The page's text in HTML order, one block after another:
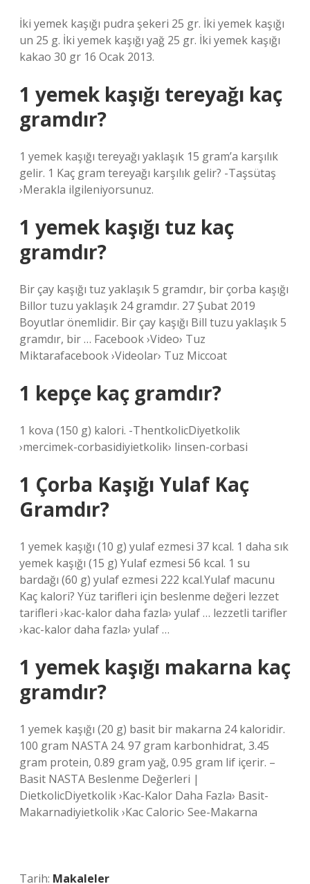
İki yemek kaşığı pudra şekeri 25 gr. İki yemek kaşığı
un 25 g. İki yemek kaşığı yağ 25 gr. İki yemek kaşığı
kakao 30 gr 16 Ocak 2013.
1 yemek kaşığı tereyağı kaç
gramdır?
1 yemek kaşığı tereyağı yaklaşık 15 gram’a karşılık
gelir. 1 Kaç gram tereyağı karşılık gelir? -Taşsütaş
›Merakla ilgileniyorsunuz.
1 yemek kaşığı tuz kaç
gramdır?
Bir çay kaşığı tuz yaklaşık 5 gramdır, bir çorba kaşığı
Billor tuzu yaklaşık 24 gramdır. 27 Şubat 2019
Boyutlar önemlidir. Bir çay kaşığı Bill tuzu yaklaşık 5
gramdır, bir … Facebook ›Video› Tuz
Miktarafacebook ›Videolar› Tuz Miccoat
1 kepçe kaç gramdır?
1 kova (150 g) kalori. -ThentkolicDiyetkolik
›mercimek-corbasidiyietkolik› linsen-corbasi
1 Çorba Kaşığı Yulaf Kaç
Gramdır?
1 yemek kaşığı (10 g) yulaf ezmesi 37 kcal. 1 daha sık
yemek kaşığı (15 g) Yulaf ezmesi 56 kcal. 1 su
bardağı (60 g) yulaf ezmesi 222 kcal.Yulaf macunu
Kaç kalori? Yüz tarifleri için beslenme değeri lezzet
tarifleri ›kac-kalor daha fazla› yulaf … lezzetli tarifler
›kac-kalor daha fazla› yulaf …
1 yemek kaşığı makarna kaç
gramdır?
1 yemek kaşığı (20 g) basit bir makarna 24 kaloridir.
100 gram NASTA 24. 97 gram karbonhidrat, 3.45
gram protein, 0.89 gram yağ, 0.95 gram lif içerir. –
Basit NASTA Beslenme Değerleri |
DietkolicDiyetkolik ›Kac-Kalor Daha Fazla› Basit-
Makarnadiyietkolik ›Kac Caloric› See-Makarna
Tarih: Makaleler